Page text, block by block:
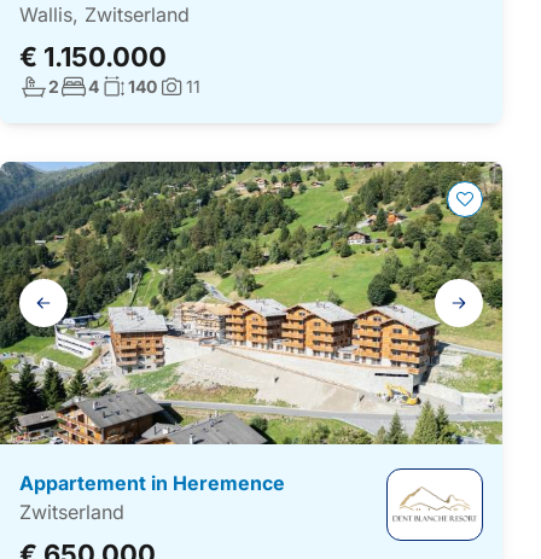
Wallis, Zwitserland
€ 1.150.000
Aantal badkamers:
2Aantal slaapkamers:
4Woonoppervlakte:
140Foto's:
11
Galerij
navigatie
Appartement in Heremence
Zwitserland